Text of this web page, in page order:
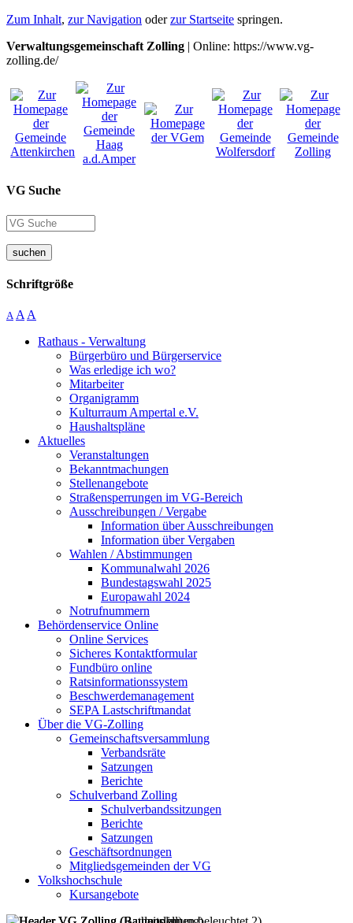
Zum Inhalt, zur Navigation oderzur Startseite springen.
Verwaltungsgemeinschaft Zolling | Online: https://www.vg-
zolling.de/
VG Suche
suchen
Schriftgröße
A A A
Rathaus - Verwaltung
Bürgerbüro und Bürgerservice
Was erledige ich wo?
Mitarbeiter
Organigramm
Kulturraum Ampertal e.V.
Haushaltspläne
Aktuelles
Veranstaltungen
Bekanntmachungen
Stellenangebote
Straßensperrungen im VG-Bereich
Ausschreibungen / Vergabe
Information über Ausschreibungen
Information über Vergaben
Wahlen / Abstimmungen
Kommunalwahl 2026
Bundestagswahl 2025
Europawahl 2024
Notrufnummern
Behördenservice Online
Online Services
Sicheres Kontaktformular
Fundbüro online
Ratsinformationssystem
Beschwerdemanagement
SEPA Lastschriftmandat
Über die VG-Zolling
Gemeinschaftsversammlung
Verbandsräte
Satzungen
Berichte
Schulverband Zolling
Schulverbandssitzungen
Berichte
Satzungen
Geschäftsordnungen
Mitgliedsgemeinden der VG
Volkshochschule
Kursangebote